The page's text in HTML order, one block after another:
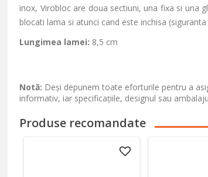
inox, Virobloc are doua sectiuni, una fixa si una
blocati lama si atunci cand este inchisa
Lungimea lamei: 8,5 cm
Notă: Deși depunem toate eforturile pentru a
informativ, iar specificațiile, designul sau
Produse recomandate